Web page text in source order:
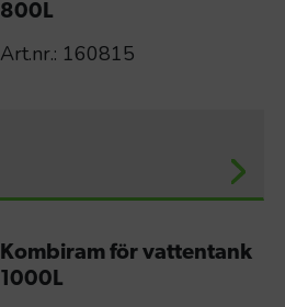
800L
Art.nr.: 160815
Kombiram för vattentank
1000L